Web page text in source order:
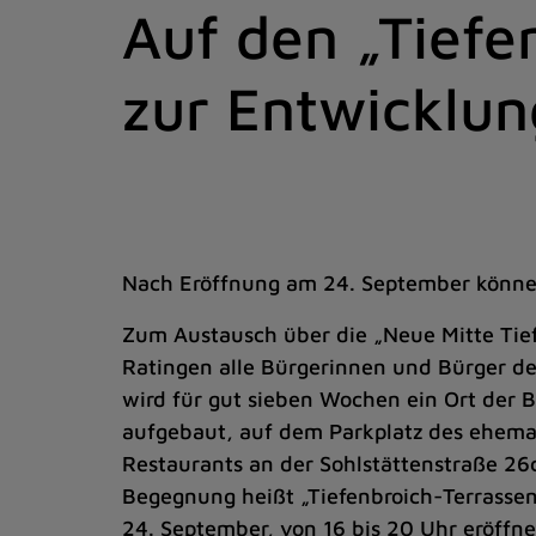
(Schnelltaste
Auf den
zur
Nach Eröffnung am 24. September
Zum Austausch über die „Neue Mitte
Ratingen alle Bürgerinnen und Bürger
wird für gut sieben Wochen ein Ort der
aufgebaut, auf dem Parkplatz des
Restaurants an der Sohlstättenstraße
Begegnung heißt „Tiefenbroich-
24. September, von 16 bis 20 Uhr